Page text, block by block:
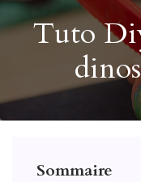
Tuto
Sommaire